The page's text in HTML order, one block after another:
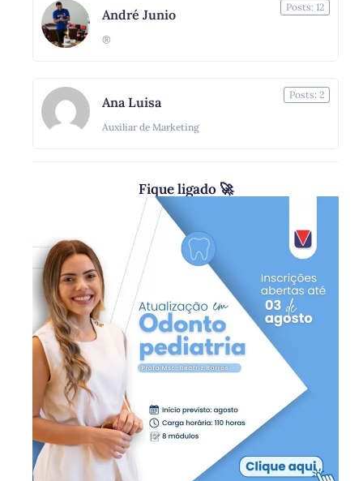
André Junio
®
Posts: 12
Ana Luisa
Auxiliar de Marketing
Posts: 2
Fique ligado 🚀